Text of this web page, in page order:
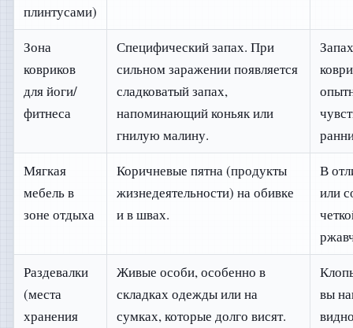
плинтусами)
Зона
ковриков
для йоги/
фитнеса
Специфический запах. При
сильном заражении появляется
сладковатый запах,
напоминающий коньяк или
гнилую малину.
Мягкая
мебель в
зоне отдыха
Коричневые пятна (продукты
жизнедеятельности) на обивке
и в швах.
В
или
Раздевалки
(места
хранения
Живые особи, особенно в
складках одежды или на
сумках, которые долго висят.
вы